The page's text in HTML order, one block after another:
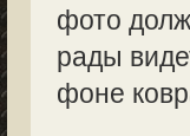
фото
рады
фоне